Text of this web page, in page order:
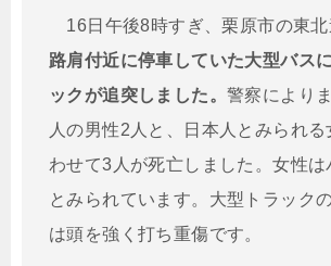
16日午後8時すぎ、栗原市の東北
路肩付近に停車していた大型バス
ックが追突しました。 警察により
人の男性2人と、日本人とみられる
わせて3人が死亡しました。女性は
とみられています。大型トラック
は頭を強く打ち重傷です。